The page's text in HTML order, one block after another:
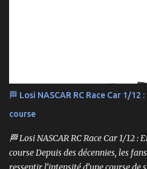
🏁 Losi NASCAR RC Race Car 1/
course
🏁 Losi NASCAR RC Race Car 1/12 :
course Depuis des décennies, les